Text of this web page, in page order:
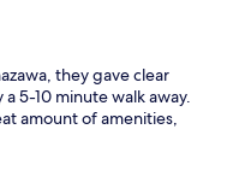
they gave clear
5-10 minute walk away.
amount of amenities,